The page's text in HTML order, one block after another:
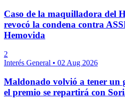
Caso de la maquilladora del
revocó la condena contra
Hemovida
2
Interés General • 02 Aug 2026
Maldonado volvió a tener un
el premio se repartirá con